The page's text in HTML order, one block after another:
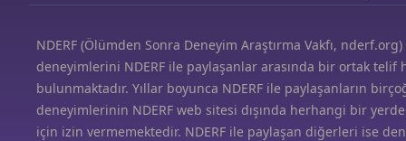
NDERF (Ölümden Sonra Deneyim Araştırma Vakfı,
deneyimlerini NDERF ile paylaşanlar arasında bir ortak telif
bulunmaktadır. Yıllar boyunca NDERF ile paylaşanların
deneyimlerinin NDERF web sitesi dışında herhangi bir yerde
için izin vermemektedir. NDERF ile paylaşan diğerleri ise